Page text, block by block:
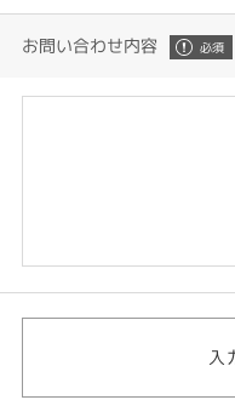
お問い合わせ内容